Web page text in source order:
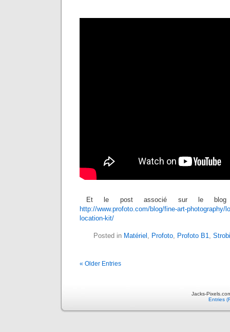
Et le post associé sur le
http://www.profoto.com/blog/fine-art-photography/
location-kit/
Posted in Matériel , Profoto, Profoto B1,
« Older Entries
Jacks-
Entries